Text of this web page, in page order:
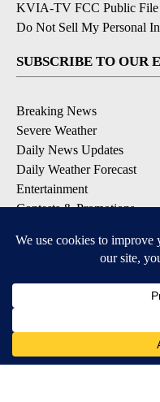
KVIA-TV FCC Public File
Do Not Sell My Personal
SUBSCRIBE TO OUR
Breaking News
Severe Weather
Daily News Updates
Daily Weather Forecast
Entertainment
Contests & Promotions
DOWNLOAD OUR
Available